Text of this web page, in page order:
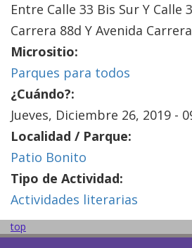
Entre Calle 33 Bis Sur Y Calle
Carrera 88d Y Avenida
Micrositio:
Parques para todos
¿Cuándo?:
Jueves, Diciembre 26, 2019 -
Localidad / Parque:
Patio Bonito
Tipo de Actividad:
Actividades literarias
top